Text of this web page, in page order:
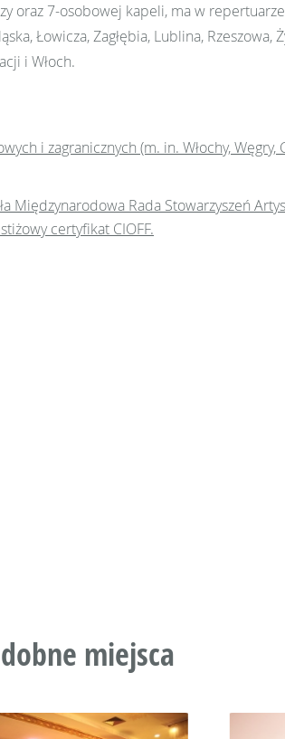
oraz 7-osobowej kapeli, ma w
Łowicza, Zagłębia, Lublina, Rzeszowa,
i Włoch.
i zagranicznych (m. in. Włochy, Węgry,
Międzynarodowa Rada Stowarzyszeń
certyfikat CIOFF.
miejsca